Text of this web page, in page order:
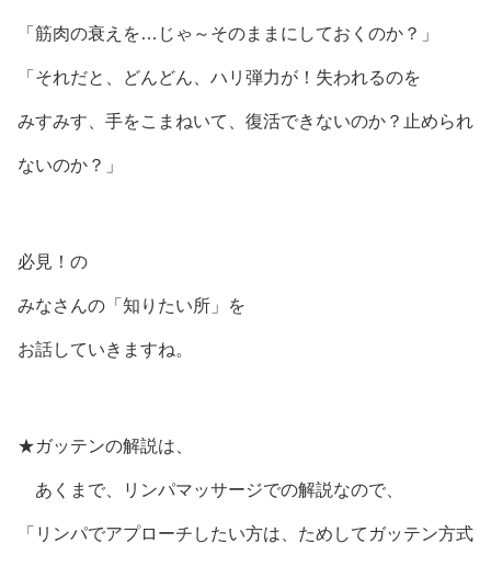
「筋肉の衰えを…じゃ～そのままにしておくのか？」
「それだと、どんどん、ハリ弾力が！失われるのを
みすみす、手をこまねいて、復活できないのか？止められ
ないのか？」
必見！の
みなさんの「知りたい所」を
お話していきますね。
★ガッテンの解説は、
あくまで、リンパマッサージでの解説なので、
「リンパでアプローチしたい方は、ためしてガッテン方式